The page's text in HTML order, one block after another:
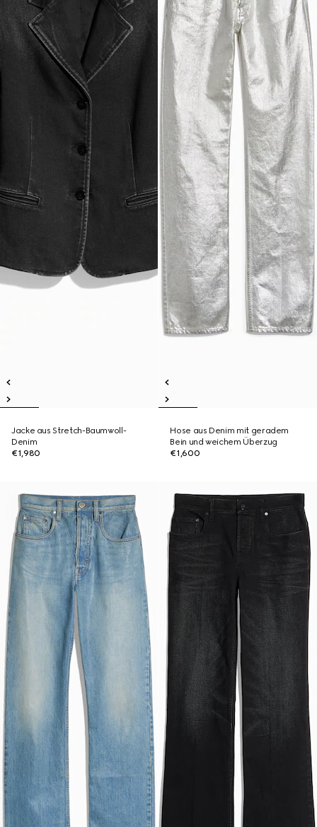
Jacke aus Stretch-Baumwoll-
Denim
€1,980
Hose aus Denim mit geradem
Bein und weichem Überzug
€1,600